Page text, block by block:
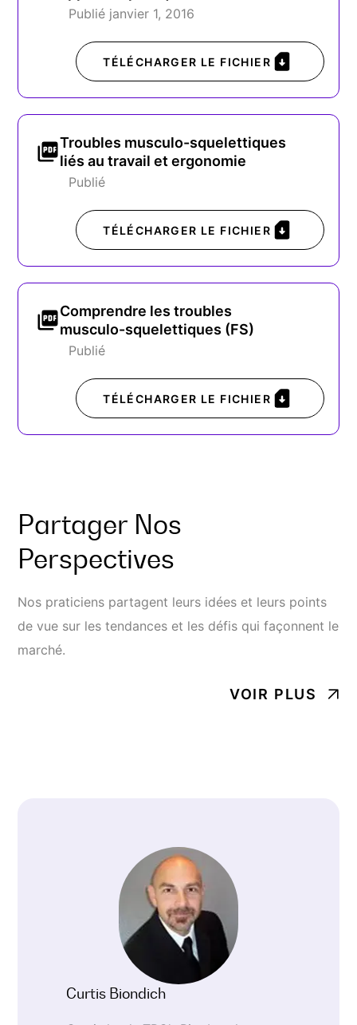
Publié janvier 1, 2016
TÉLÉCHARGER LE FICHIER
Troubles musculo-squelettiques
liés au travail et ergonomie
Publié
TÉLÉCHARGER LE FICHIER
Comprendre les troubles
musculo-squelettiques (FS)
Publié
TÉLÉCHARGER LE FICHIER
Partager Nos
Perspectives
Nos praticiens partagent leurs idées et leurs points
de vue sur les tendances et les défis qui façonnent le
marché.
VOIR PLUS
Curtis Biondich